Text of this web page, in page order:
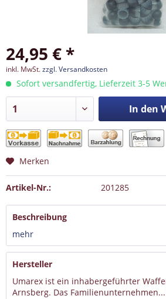
24,95 € *
inkl. MwSt.zzgl. Versandkosten
Sofort versandfertig, Lieferzeit 3-5
In den
Merken
Artikel-Nr.: 201285
Beschreibung
mehr
Hersteller
Umarex ist ein inhabergeführter
Arnsberg. Das Familienunternehmen...